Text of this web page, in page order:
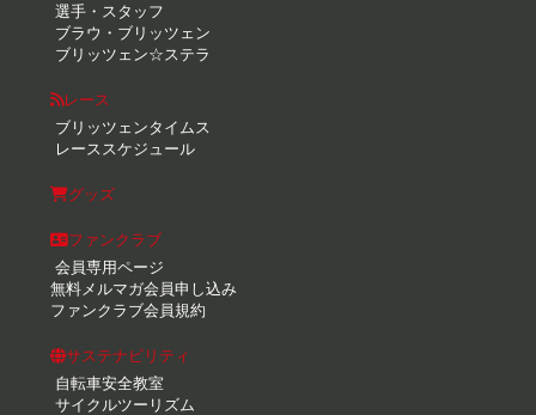
選手・スタッフ
ブラウ・ブリッツェン
ブリッツェン☆ステラ
レース
ブリッツェンタイムス
レーススケジュール
グッズ
ファンクラブ
会員専用ページ
無料メルマガ会員申し込み
ファンクラブ会員規約
サステナビリティ
自転車安全教室
サイクルツーリズム